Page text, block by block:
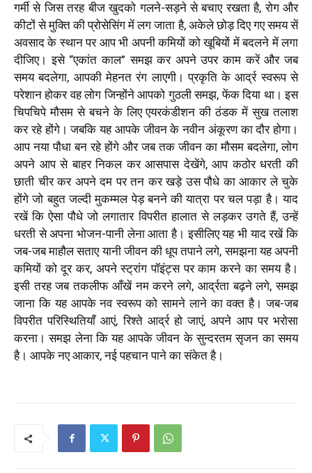
गर्मी से जिस तरह बीज खुदको गलने-सड़ने से बचाए रखता है, रोग और
कीटों से मुक्ति की प्रोसेसिंग में लग जाता है, अकेले छोड़ दिए गए समय सें
अवसाद के स्थान पर आप भी अपनी कमियों को खूबियों में बदलने में लगा
दीजिए। इसे “एकांत काल” समझ कर अपने उपर काम करें और जब
समय बदलेगा, आपकी मेहनत रंग लाएगी। प्रकृति के आर्द्र स्वरूप से
परेशान होकर वह लोग जिन्होंने आपको गुठली समझ, फेंक दिया था। इस
चिपचिपे मौसम से बचने के लिए एयरकंडीशन की ठंडक में सुख तलाश
कर रहे होंगे। जबकि यह आपके जीवन के नवीन अंकूरण का दौर होगा।
आप नया पौधा बन रहे होंगे और जब तक जीवन का मौसम बदलेगा, लोग
अपने आप से बाहर निकल कर आसपास देखेंगे, आप कठोर धरती की
छाती चीर कर अपने दम पर तन कर खड़े उस पौधे का आकार ले चुके
होंगे जो बहुत जल्दी मुकम्मल पेड़ बनने की यात्रा पर चल पड़ा है। याद
रखें कि ऐसा पौधे जो लगातार विपरीत हालात से लड़कर उगते हैं, उन्हें
धरती से अपना भोजन-पानी लेना आता है। इसीलिए यह भी याद रखें कि
जब-जब माहौल सताए यानी जीवन की धूप तपाने लगे, समझना यह अपनी
कमियों को दूर कर, अपने स्ट्रांग पॉइंट्स पर काम करने का समय है।
इसी तरह जब तकलीफ आँखें नम करने लगे, आर्द्रता बढ़ने लगे, समझ
जाना कि यह आपके नव स्वरूप को सामने लाने का वक्त है। जब-जब
विपरीत परिस्थितियाँ आएं, रिश्ते आर्द्र हो जाएं, अपने आप पर भरोसा
करना। समझ लेना कि यह आपके जीवन के सुन्दरतम सृजन का समय
है। आपके नए आकार, नई पहचान पाने का संकेत है।